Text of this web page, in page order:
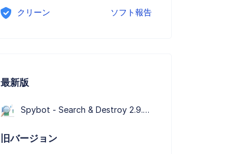
クリーン ソフト報告
最新版
Spybot - Search & Destroy 2.9.85.5
旧バージョン